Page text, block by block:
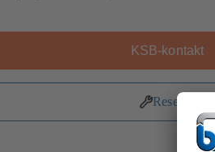
KSB-kontakt
Reservedeler